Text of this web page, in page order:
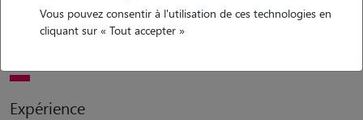
peux très bien m'en occuper. je garde les chats chez moi .ils seront
Expérience
Vous pouvez consentir à l'utilisation de ces technologies en
cliquant sur « Tout accepter »